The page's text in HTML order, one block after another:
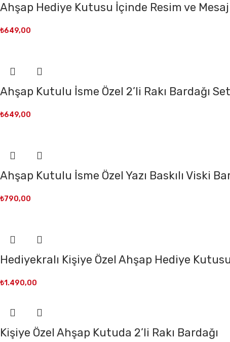
Ahşap Hediye Kutusu İçinde Resim ve Mesaj
₺649,00
Ahşap Kutulu İsme Özel 2’li Rakı Bardağı
₺649,00
Ahşap Kutulu İsme Özel Yazı Baskılı Viski
₺790,00
Hediyekralı Kişiye Özel Ahşap Hediye
₺1.490,00
Kişiye Özel Ahşap Kutuda 2’li Rakı Bardağı